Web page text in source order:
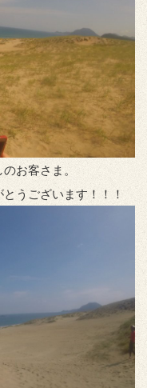
お客さま。
うございます！！！